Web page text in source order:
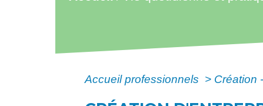
Accueil professionnels > Création